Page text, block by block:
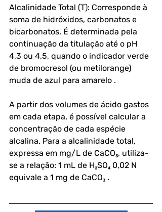
Alcalinidade Total (T): Corresponde à
soma de hidróxidos, carbonatos e
bicarbonatos. É determinada pela
continuação da titulação até o pH
4,3 ou 4,5, quando o indicador verde
de bromocresol (ou metilorange)
muda de azul para amarelo .
A partir dos volumes de ácido gastos
em cada etapa, é possível calcular a
concentração de cada espécie
alcalina. Para a alcalinidade total,
expressa em mg/L de CaCO₃, utiliza-
se a relação: 1 mL de H₂SO₄ 0,02 N
equivale a 1 mg de CaCO₃ .